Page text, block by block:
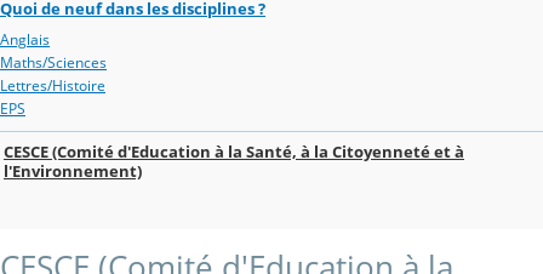
Quoi de neuf dans les disciplines ?
Anglais
Maths/Sciences
Lettres/Histoire
EPS
CESCE (Comité d'Education à la Santé, à la Citoyenneté et à
l'Environnement)